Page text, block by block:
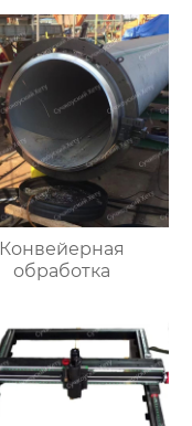
Конвейерная
обработка